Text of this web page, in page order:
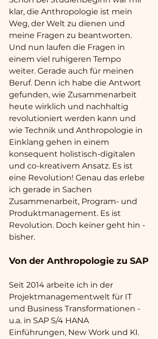
klar, die Anthropologie ist mein
Weg, der Welt zu dienen und
meine Fragen zu beantworten.
Und nun laufen die Fragen in
einem viel ruhigeren Tempo
weiter. Gerade auch für meinen
Beruf. Denn ich habe die Antwort
gefunden, wie Zusammenarbeit
heute wirklich und nachhaltig
revolutioniert werden kann und
wie Technik und Anthropologie in
Einklang gehen in einem
konsequent holistisch-digitalen
und co-kreativem Ansatz. Es ist
eine Revolution! Genau das erlebe
ich gerade in Sachen
Zusammenarbeit, Program- und
Produktmanagement. Es ist
Revolution. Doch keiner geht hin -
bisher.
Von der Anthropologie zu SAP
Seit 2014 arbeite ich in der
Projektmanagementwelt für IT
und Business Transformationen -
u.a. in SAP S/4 HANA
Einführungen, New Work und KI.